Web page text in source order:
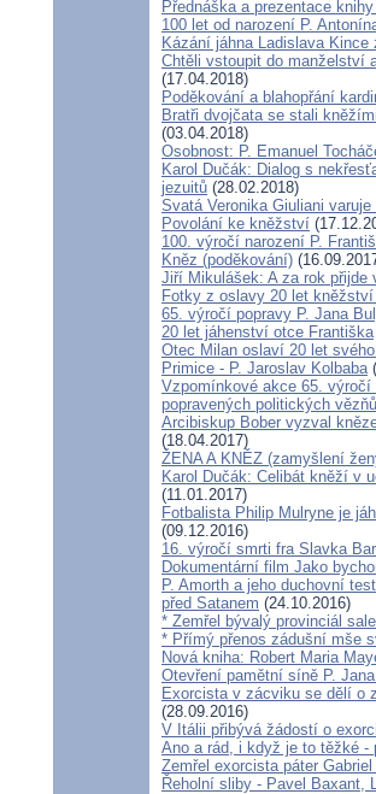
Přednáška a prezentace
100 let od narození P.
Kázání jáhna Ladislava
Chtěli vstoupit do manželství
(17.04.2018)
Poděkování a blahopřání
Bratři dvojčata se stali
(03.04.2018)
Osobnost: P. Emanuel
Karol Dučák: Dialog s
jezuitů (28.02.2018)
Svatá Veronika Giuliani
Povolání ke kněžství
100. výročí narození P.
Kněz (poděkování)
Jiří Mikulášek: A za rok
Fotky z oslavy 20 let
65. výročí popravy P. Jana
20 let jáhenství otce Františka
Otec Milan oslaví 20 let
Primice - P. Jaroslav Kolbaba
Vzpomínkové akce 65.
popravených politických vězňů
Arcibiskup Bober vyzval
(18.04.2017)
ŽENA A KNĚZ (zamyšlení
Karol Dučák: Celibát kněží v
(11.01.2017)
Fotbalista Philip Mulryne je
(09.12.2016)
16. výročí smrti fra Slavka
Dokumentární film Jako
P. Amorth a jeho duchovní
před Satanem (24.10.2016)
* Zemřel bývalý provinciál
* Přímý přenos zádušní mše
Nová kniha: Robert Maria
Otevření pamětní síně P.
Exorcista v zácviku se dělí o
(28.09.2016)
V Itálii přibývá žádostí o
Ano a rád, i když je to těžké -
Zemřel exorcista páter Gabriel
Řeholní sliby - Pavel Baxant,